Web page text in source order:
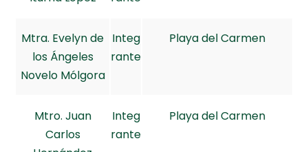
Mtra. Evelyn de
los Ángeles
Novelo Mólgora
Integ
rante
Playa del Carmen
Mtro. Juan
Carlos
Integ
rante
Playa del Carmen